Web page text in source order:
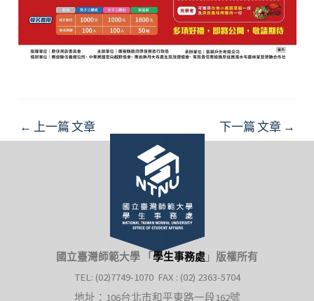
Post
navigation
← 上一篇 文章 下一篇 文章 →
國立臺灣師範大學 「 學生事務處 」 版權所有
TEL: (02)7749-1070 FAX : (02) 2363-5704
地址：106台北市和平東路一段162號